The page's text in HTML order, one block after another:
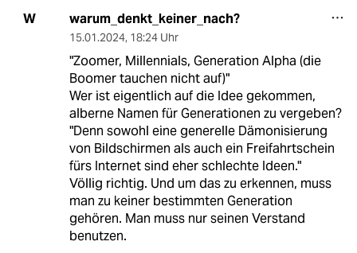
W warum_denkt_keiner_nach?
15.01.2024, 18:24 Uhr
"Zoomer, Millennials, Generation Alpha (die
Boomer tauchen nicht auf)"
Wer ist eigentlich auf die Idee gekommen,
alberne Namen für Generationen zu vergeben?
"Denn sowohl eine generelle Dämonisierung
von Bildschirmen als auch ein Freifahrtschein
fürs Internet sind eher schlechte Ideen."
Völlig richtig. Und um das zu erkennen, muss
man zu keiner bestimmten Generation
gehören. Man muss nur seinen Verstand
benutzen.